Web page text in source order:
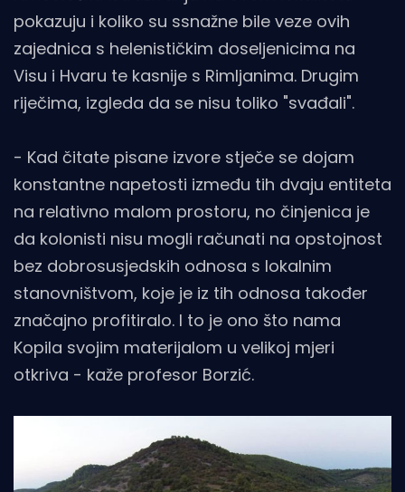
pokazuju i koliko su ssnažne bile veze ovih
zajednica s helenističkim doseljenicima na
Visu i Hvaru te kasnije s Rimljanima. Drugim
riječima, izgleda da se nisu toliko "svađali".
- Kad čitate pisane izvore stječe se dojam
konstantne napetosti između tih dvaju entiteta
na relativno malom prostoru, no činjenica je
da kolonisti nisu mogli računati na opstojnost
bez dobrosusjedskih odnosa s lokalnim
stanovništvom, koje je iz tih odnosa također
značajno profitiralo. I to je ono što nama
Kopila svojim materijalom u velikoj mjeri
otkriva - kaže profesor Borzić.